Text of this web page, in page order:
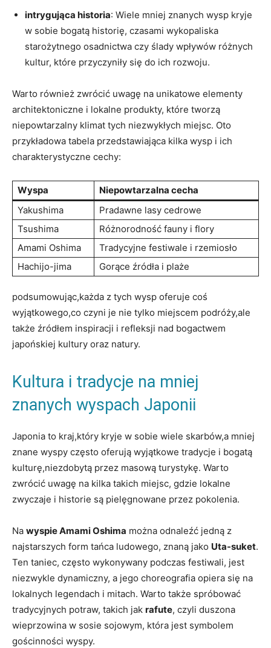
intrygująca historia: Wiele mniej znanych wysp kryje
w sobie bogatą historię, czasami wykopaliska
starożytnego osadnictwa czy ślady wpływów różnych
kultur, które przyczyniły się do ich rozwoju.
Warto również zwrócić uwagę na unikatowe elementy
architektoniczne i lokalne produkty, które tworzą
niepowtarzalny klimat tych niezwykłych miejsc. Oto
przykładowa tabela przedstawiająca kilka wysp i ich
charakterystyczne cechy:
Wyspa
Niepowtarzalna cecha
Yakushima
Pradawne lasy cedrowe
Tsushima
Różnorodność fauny i flory
Amami Oshima
Tradycyjne festiwale i rzemiosło
Hachijo-jima
Gorące źródła i plaże
podsumowując,każda z tych wysp oferuje coś
wyjątkowego,co czyni je nie tylko miejscem podróży,ale
także źródłem inspiracji i refleksji nad bogactwem
japońskiej kultury oraz natury.
Kultura i tradycje na mniej
znanych wyspach Japonii
Japonia to kraj,który kryje w sobie wiele skarbów,a mniej
znane wyspy często oferują wyjątkowe tradycje i bogatą
kulturę,niezdobytą przez masową turystykę. Warto
zwrócić uwagę na kilka takich miejsc, gdzie lokalne
zwyczaje i historie są pielęgnowane przez pokolenia.
Na wyspie Amami Oshima można odnaleźć jedną z
najstarszych form tańca ludowego, znaną jako Uta-suket.
Ten taniec, często wykonywany podczas festiwali, jest
niezwykle dynamiczny, a jego choreografia opiera się na
lokalnych legendach i mitach. Warto także spróbować
tradycyjnych potraw, takich jak rafute, czyli duszona
wieprzowina w sosie sojowym, która jest symbolem
gościnności wyspy.